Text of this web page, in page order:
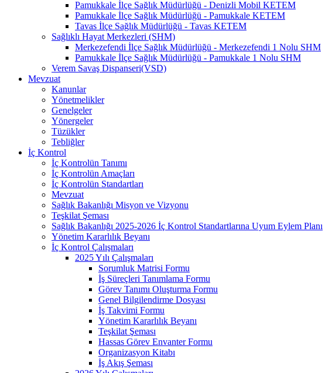
Pamukkale İlçe Sağlık Müdürlüğü - Denizli Mobil KETEM
Pamukkale İlçe Sağlık Müdürlüğü - Pamukkale KETEM
Tavas İlçe Sağlık Müdürlüğü - Tavas KETEM
Sağlıklı Hayat Merkezleri (SHM)
Merkezefendi İlçe Sağlık Müdürlüğü - Merkezefendi 1 Nolu SHM
Pamukkale İlçe Sağlık Müdürlüğü - Pamukkale 1 Nolu SHM
Verem Savaş Dispanseri(VSD)
Mevzuat
Kanunlar
Yönetmelikler
Genelgeler
Yönergeler
Tüzükler
Tebliğler
İç Kontrol
İç Kontrolün Tanımı
İç Kontrolün Amaçları
İç Kontrolün Standartları
Mevzuat
Sağlık Bakanlığı Misyon ve Vizyonu
Teşkilat Şeması
Sağlık Bakanlığı 2025-2026 İç Kontrol Standartlarına Uyum Eylem Planı
Yönetim Kararlılık Beyanı
İç Kontrol Çalışmaları
2025 Yılı Çalışmaları
Sorumluk Matrisi Formu
İş Süreçleri Tanımlama Formu
Görev Tanımı Oluşturma Formu
Genel Bilgilendirme Dosyası
İş Takvimi Formu
Yönetim Kararlılık Beyanı
Teşkilat Şeması
Hassas Görev Envanter Formu
Organizasyon Kitabı
İş Akış Şeması